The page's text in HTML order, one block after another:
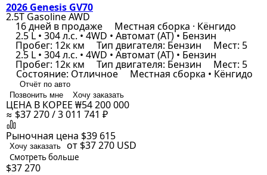
2026 Genesis GV70
2.5T Gasoline AWD
16 дней в продаже Местная сборка · Кёнгидо
2.5 L • 304 л.с. • 4WD • Автомат (AT) • Бензин
Пробег: 12к км Тип двигателя: Бензин Мест: 5
2.5 L • 304 л.с. • 4WD • Автомат (AT) • Бензин
Пробег: 12к км Тип двигателя: Бензин Мест: 5
Состояние: Отличное Местная сборка • Кёнгидо
Отчёт по авто
Позвонить мне
Хочу заказать
ЦЕНА В КОРЕЕ ₩54 200 000
≈ $37 270 / 3 011 741 ₽
Рыночная цена $39 615
Хочу заказать от $37 270 USD
Смотреть больше
$37 270